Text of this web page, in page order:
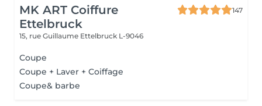
MK ART Coiffure
Ettelbruck
147
15, rue Guillaume Ettelbruck L-9046
Coupe
Coupe + Laver + Coiffage
Coupe& barbe